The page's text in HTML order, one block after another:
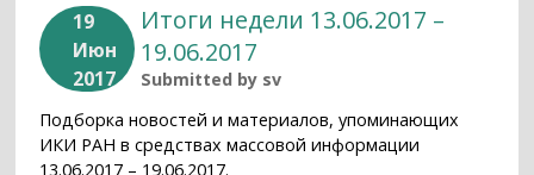
19
Июн
2017
Итоги недели 13.06.2017 –
19.06.2017
Submitted by sv
Подборка новостей и материалов, упоминающих
ИКИ РАН в средствах массовой информации
13.06.2017 – 19.06.2017.